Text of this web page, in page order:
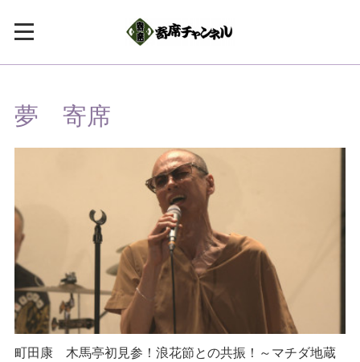
夢 寄席
町田康 木馬亭初見参！浪花節との共振！～マチダ地蔵